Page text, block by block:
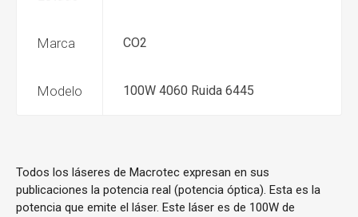
Marca CO2
Modelo 100W 4060 Ruida 6445
Todos los láseres de Macrotec expresan en sus
publicaciones la potencia real (potencia óptica). Esta es la
potencia que emite el láser. Este láser es de 100W de